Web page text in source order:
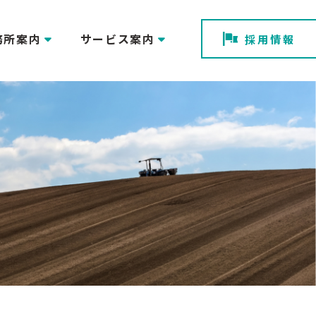
案内 サービス案内 採用情報